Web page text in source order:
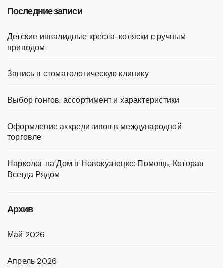
Последние записи
Детские инвалидные кресла-коляски с ручным
приводом
Запись в стоматологическую клинику
Выбор гонгов: ассортимент и характеристики
Оформление аккредитивов в международной
торговле
Нарколог на Дом в Новокузнецке: Помощь, Которая
Всегда Рядом
Архив
Май 2026
Апрель 2026